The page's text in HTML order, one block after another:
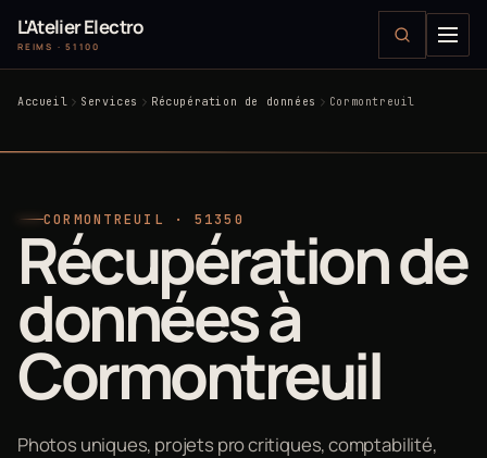
L'Atelier Electro
REIMS · 51100
Accueil Services Récupération de données Cormontreuil
CORMONTREUIL · 51350
Récupération de
données à
Cormontreuil
Photos uniques, projets pro critiques, comptabilité,